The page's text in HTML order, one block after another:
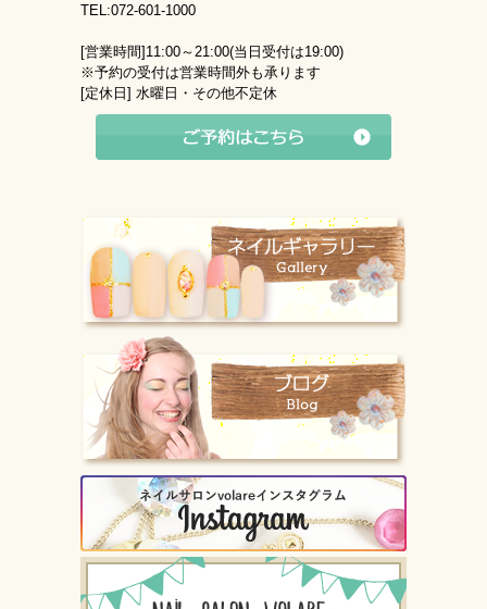
TEL:072-601-1000
[営業時間] 11:00～21:00(当日受付は19:00)
※予約の受付は営業時間外も承ります
[定休日] 水曜日・その他不定休